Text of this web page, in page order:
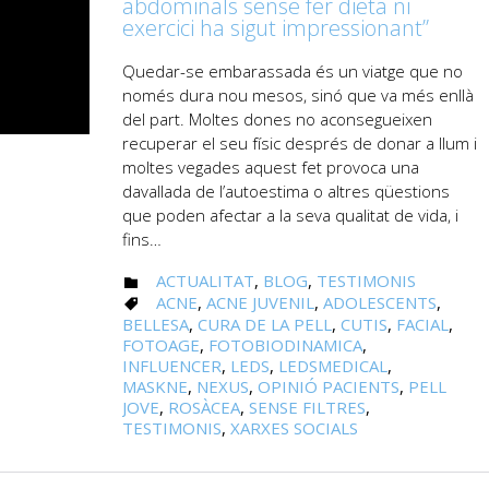
abdominals sense fer dieta ni
exercici ha sigut impressionant”
Quedar-se embarassada és un viatge que no
només dura nou mesos, sinó que va més enllà
del part. Moltes dones no aconsegueixen
recuperar el seu físic després de donar a llum i
moltes vegades aquest fet provoca una
davallada de l’autoestima o altres qüestions
que poden afectar a la seva qualitat de vida, i
fins…
 CATEGORY
ACTUALITAT, BLOG, TESTIMONIS
 CATEGORY
ACNE, ACNE JUVENIL, ADOLESCENTS,
BELLESA, CURA DE LA PELL, CUTIS, FACIAL,
FOTOAGE, FOTOBIODINAMICA,
INFLUENCER, LEDS, LEDSMEDICAL,
MASKNE, NEXUS, OPINIÓ PACIENTS, PELL
JOVE, ROSÀCEA, SENSE FILTRES,
TESTIMONIS, XARXES SOCIALS